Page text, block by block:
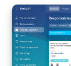
Firma
Flussi di